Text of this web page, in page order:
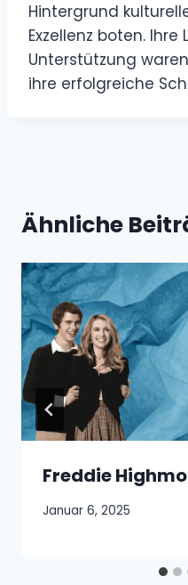
Hintergrund
Exzellenz boten.
Unterstützung
ihre erfolgreiche
Ähnliche
Freddie
Januar 6, 2025